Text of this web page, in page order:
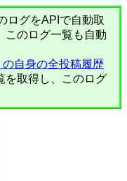
ログをAPIで自動取
このログ一覧も自動
の自身の全投稿履歴
を取得し、このログ